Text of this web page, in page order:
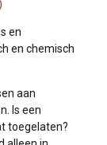
en
en chemisch
aan
Is een
toegelaten?